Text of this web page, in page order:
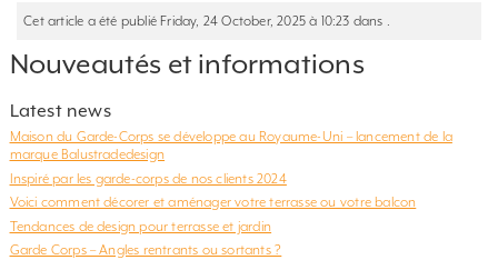
Cet article a été publié Friday, 24 October, 2025 à 10:23 dans .
Nouveautés et informations
Latest news
Maison du Garde-Corps se développe au Royaume-Uni – lancement de la
marque Balustradedesign
Inspiré par les garde-corps de nos clients 2024
Voici comment décorer et aménager votre terrasse ou votre balcon
Tendances de design pour terrasse et jardin
Garde Corps – Angles rentrants ou sortants ?